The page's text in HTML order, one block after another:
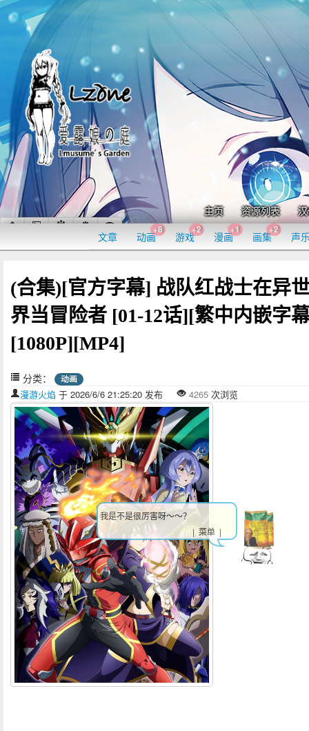
主页 资源列表
文章 动画
+8
游戏
+2
漫画
+1
画集
+2
声
(合集)[官方字幕] 战队红战士在异
界当冒险者 [01-12话][繁中内嵌字
[1080P][MP4]
分类： 动画
漫游火焰 于 2026/6/6 21:25:20 发布 4265 次浏览
我是不是很厉害呀～～？
| 菜单 |